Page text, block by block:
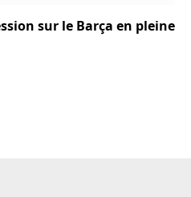
sur le Barça en pleine